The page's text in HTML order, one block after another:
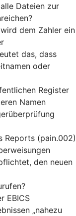
Dateien zur
dem Zahler ein
das, dass
oder
Register
Namen
Reports (pain.002)
den neuen
EBICS
„nahezu